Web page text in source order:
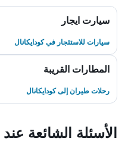
سيارت ايجار
سيارات للاستئجار في كودايكانال
المطارات القريبة
رحلات طيران إلى كودايكانال
الأسئلة الشائعة